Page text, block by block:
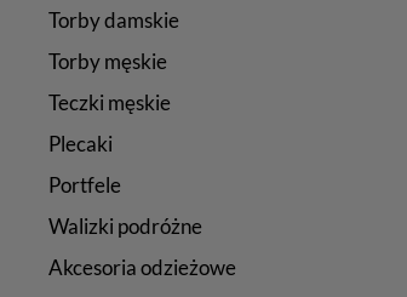
Torby damskie
Torby męskie
Teczki męskie
Plecaki
Portfele
Walizki podróżne
Akcesoria odzieżowe